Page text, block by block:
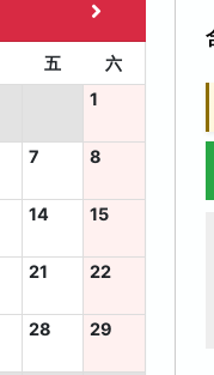
五
六
1
7 8
14 15
21 22
28 29